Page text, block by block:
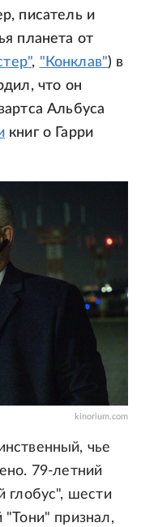
писатель и
планета от
, "Конклав") в
что он
Альбуса
книг о Гарри
kinorium.com
чье
79-летний
глобус", шести
признал,